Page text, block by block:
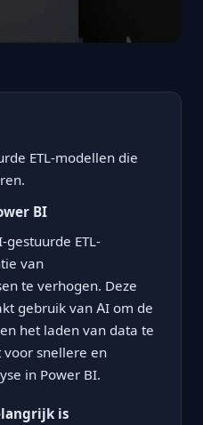
ETL-modellen die
BI
ETL-
van
te verhogen. Deze
gebruik van AI om de
het laden van data te
snellere en
in Power BI.
is